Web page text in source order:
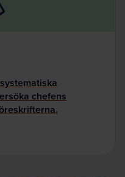
chefens